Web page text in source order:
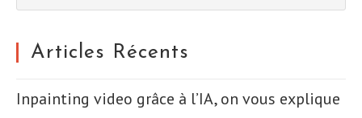
Articles Récents
Inpainting video grâce à l’IA, on vous explique